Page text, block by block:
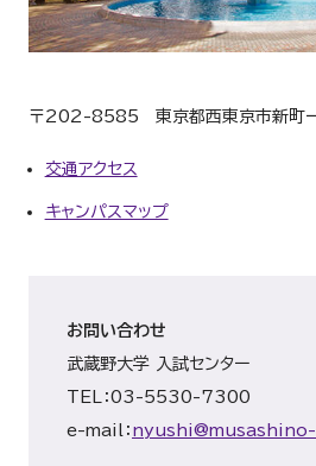
〒202-8585 東京都西東京市新町
交通アクセス
キャンパスマップ
お問い合わせ
武蔵野大学 入試センター
TEL：03-5530-7300
e-mail：